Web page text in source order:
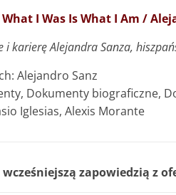
I Was Is What I Am /
i karierę Alejandra Sanza,
Alejandro Sanz
Dokumenty biograficzne,
Iglesias, Alexis Morante
wcześniejszą zapowiedzią z